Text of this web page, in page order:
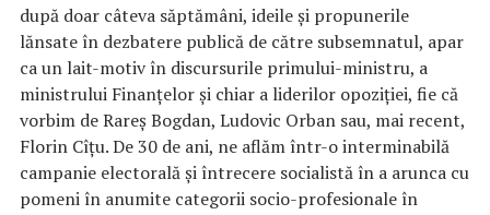
după doar câteva săptămâni, ideile și propunerile
lănsate în dezbatere publică de către subsemnatul, apar
ca un lait-motiv în discursurile primului-ministru, a
ministrului Finanțelor și chiar a liderilor opoziției, fie că
vorbim de Rareș Bogdan, Ludovic Orban sau, mai recent,
Florin Cîțu. De 30 de ani, ne aflăm într-o interminabilă
campanie electorală și întrecere socialistă în a arunca cu
pomeni în anumite categorii socio-profesionale în